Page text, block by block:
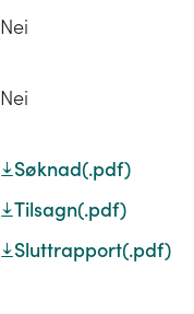
Nei
Nei
Søknad(.pdf)
Tilsagn(.pdf)
Sluttrapport(.pdf)